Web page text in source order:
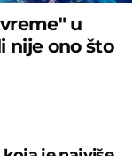
u
nije ono što